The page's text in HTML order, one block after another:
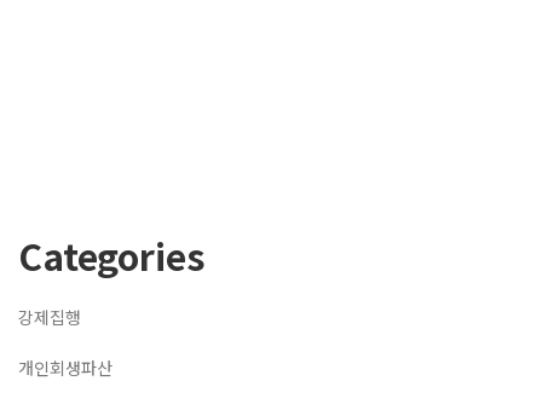
Categories
강제집행
개인회생파산